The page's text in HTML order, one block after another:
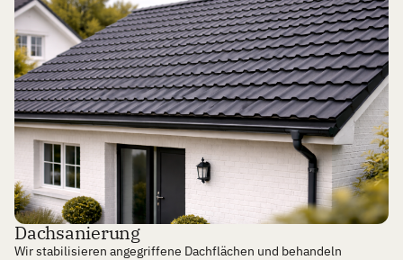
Mehr erfahren
Dachsanierung
Wir stabilisieren angegriffene Dachflächen und behandeln